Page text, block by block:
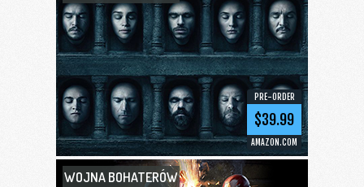
PRE-ORDER
$39.99
AMAZON.COM
WOJNA BOHATERÓW